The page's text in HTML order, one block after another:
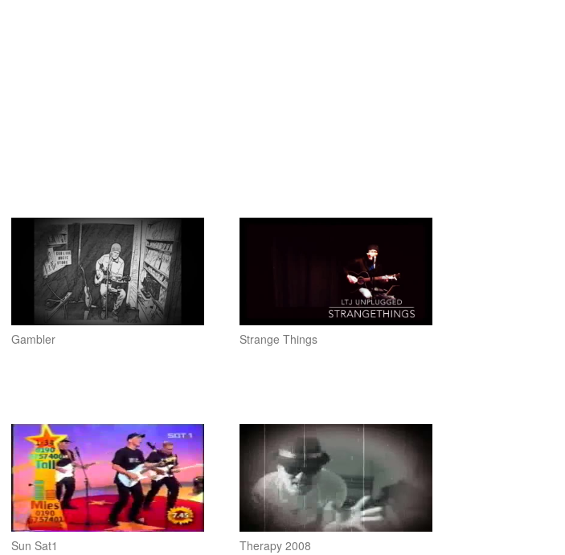
Gambler Strange Things
Sun Sat1 Therapy 2008